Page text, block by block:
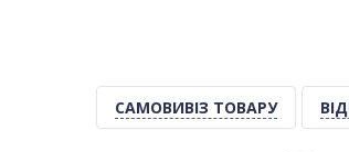
САМОВИВІЗ ТОВАРУ